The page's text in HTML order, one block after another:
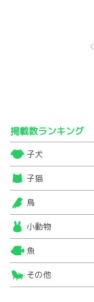
掲載数ランキング
子犬
子猫
鳥
小動物
魚
その他